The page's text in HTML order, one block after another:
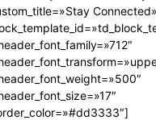
Connected»